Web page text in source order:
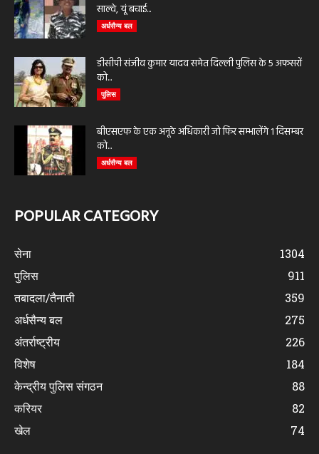
साल्वे, यूं बचाई...
अर्धसैन्य बल
डीसीपी संजीव कुमार यादव समेत दिल्ली पुलिस के 5 अफसरों
को...
पुलिस
बीएसएफ के एक अनूठे अधिकारी जो फिर सम्भालेंगे 1 दिसम्बर
को...
अर्धसैन्य बल
POPULAR CATEGORY
सेना
1304
पुलिस
911
तबादला/तैनाती
359
अर्धसैन्य बल
275
अंतर्राष्ट्रीय
226
विशेष
184
केन्द्रीय पुलिस संगठन
88
करियर
82
खेल
74